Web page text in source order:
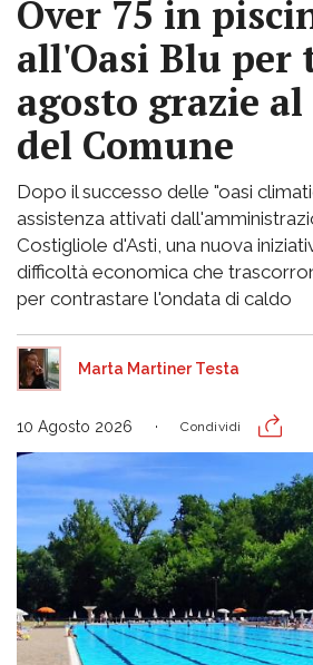
Over 75 in
all'Oasi Blu per
agosto grazie
del Comune
Dopo il successo delle "oasi
assistenza attivati
Costigliole d'Asti, una nuova
difficoltà economica che
per contrastare l'ondata di caldo
Marta Martiner Testa
10 Agosto 2026 Condividi